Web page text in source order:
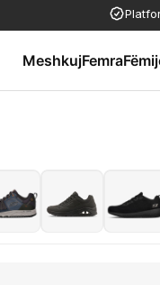
MeshkujFemra